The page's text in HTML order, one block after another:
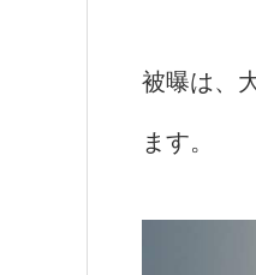
被曝は、
ます。